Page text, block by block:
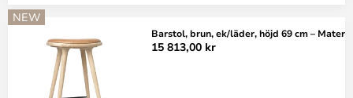
NEW
Barstol, brun, ek/läder, höjd 69 cm – Mater
15 813,00 kr